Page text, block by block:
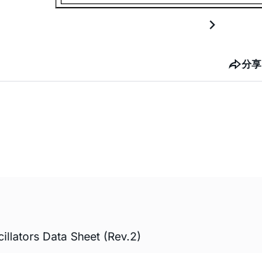
分享
Data Sheet (Rev.2)